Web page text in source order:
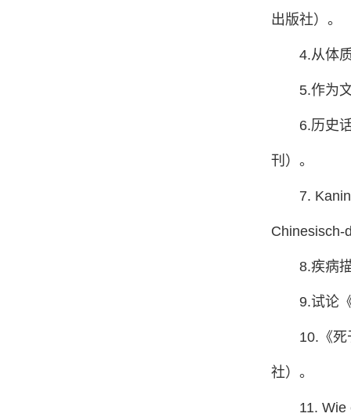
出版社）。
4.从体
5.作为
6.历史
刊）。
7.
Chinesisch-
8.疾病
9.试论
10.《
社）。
11.